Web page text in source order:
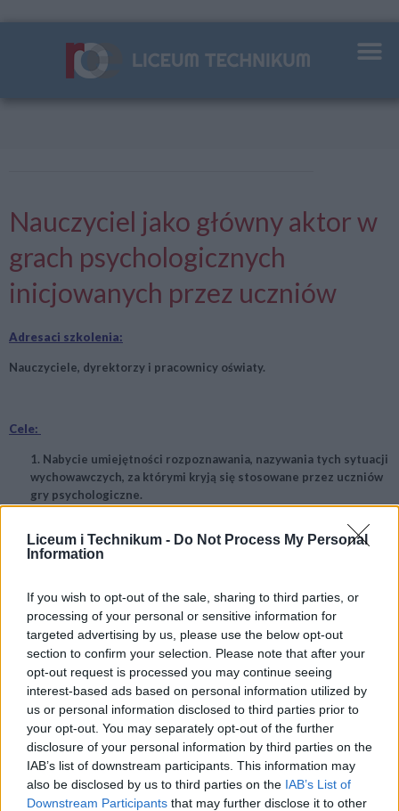
Liceum i Technikum - Do Not Process My Personal
Information
If you wish to opt-out of the sale, sharing to third parties, or
processing of your personal or sensitive information for
targeted advertising by us, please use the below opt-out
section to confirm your selection. Please note that after your
opt-out request is processed you may continue seeing
interest-based ads based on personal information utilized by
us or personal information disclosed to third parties prior to
your opt-out. You may separately opt-out of the further
disclosure of your personal information by third parties on the
IAB’s list of downstream participants. This information may
also be disclosed by us to third parties on the IAB’s List of
Downstream Participants that may further disclose it to other
Nauczyciel jako główny aktor w
grach psychologicznych
inicjowanych przez uczniów
Adresaci szkolenia:
Nauczyciele, dyrektorzy i pracownicy oświaty.
Cele:
1. Nabycie umiejętności rozpoznawania, nazywania tych sytuacji
wychowawczych, za którymi kryją się stosowane przez uczniów
gry psychologiczne.
2. Nabycie umiejętności radzenia sobie z ?manipulacjami?
aranżowanymi przez uczniów.
Program:
1. Gry psychologiczne prowadzone przez uczniów i przez
nauczycieli.
2. Zachowania negatywistyczne uczniów.
3. Prowokacje a zachowania ryzykowne.
4. Nauczyciel wobec zachowań prowokacyjnych uczniów.
5. Techniki i metody radzenia sobie w sytuacjach trudnych i
ryzykownych.